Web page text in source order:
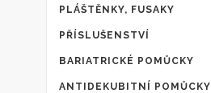
PLÁŠTĚNKY, FUSAKY
PŘÍSLUŠENSTVÍ
BARIATRICKÉ POMŮCKY
ANTIDEKUBITNÍ POMŮCKY